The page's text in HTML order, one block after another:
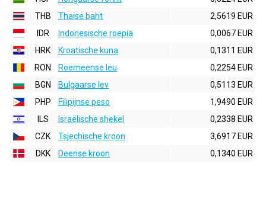
THB
Thaise baht
2,5619 EUR
IDR
Indonesische roepia
0,0067 EUR
HRK
Kroatische kuna
0,1311 EUR
RON
Roemeense leu
0,2254 EUR
BGN
Bulgaarse lev
0,5113 EUR
PHP
Filipijnse peso
1,9490 EUR
ILS
Israëlische shekel
0,2338 EUR
CZK
Tsjechische kroon
3,6917 EUR
DKK
Deense kroon 0,1340 EUR